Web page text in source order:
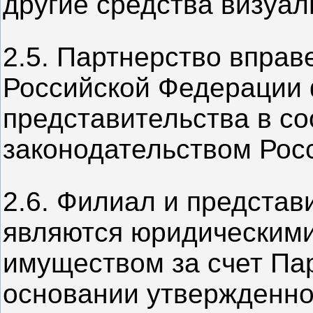
2.5. Партнерство
Российской
представительства в
законодательством
2.6. Филиал и
являются
имуществом за счет
основании